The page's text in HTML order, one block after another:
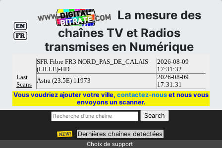
La mesure des
chaînes TV et Radios
transmises en Numérique
Vous voudriez ajouter votre ville, contactez-nous et nous vous
envoyons un scanner.
Dernières chaînes detectées
Choix de support